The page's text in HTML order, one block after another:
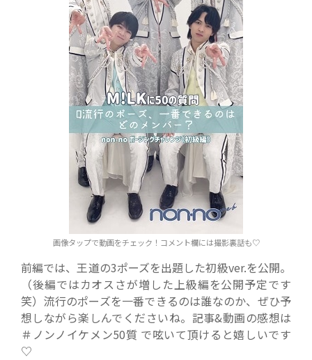
画像タップで動画をチェック！コメント欄には撮影裏話も♡
前編では、王道の3ポーズを出題した初級ver.を公開。
（後編ではカオスさが増した上級編を公開予定です
笑）流行のポーズを一番できるのは誰なのか、ぜひ予
想しながら楽しんでくださいね。記事&動画の感想は
＃ノンノイケメン50質 で呟いて頂けると嬉しいです
♡